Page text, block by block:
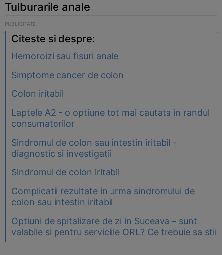
Tulburarile anale
Citeste si despre:
Hemoroizi sau fisuri anale
Simptome cancer de colon
Colon iritabil
Laptele A2 - o optiune tot mai cautata in randul
consumatorilor
Sindromul de colon sau intestin iritabil -
diagnostic si investigatii
Sindromul de colon iritabil
Complicatii rezultate in urma sindromului de
colon sau intestin iritabil
Optiuni de spitalizare de zi in Suceava – sunt
valabile si pentru serviciile ORL? Ce trebuie sa stii